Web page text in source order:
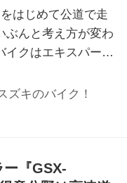
はじめて公道で走
ぶんと考え方が変わ
イクはエキスパート
できるかも？
ズキのバイク！
ー『GSX-